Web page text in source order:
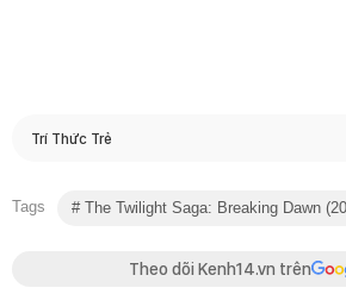
Trí Thức Trẻ
Tags The Twilight Saga: Breaking Dawn
Theo dõi Kenh14.vn trên